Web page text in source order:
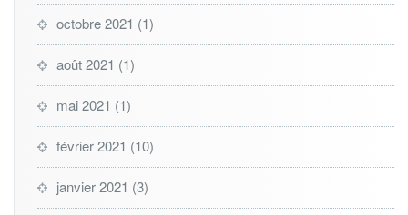
octobre 2021 (1)
août 2021 (1)
mai 2021 (1)
février 2021 (10)
janvier 2021 (3)